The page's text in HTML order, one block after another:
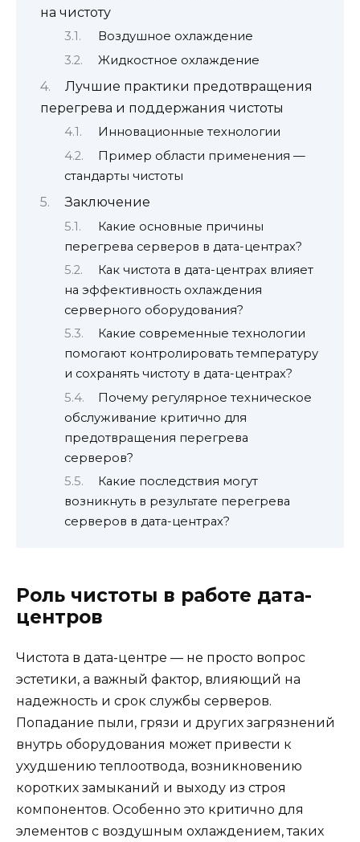
на чистоту
Воздушное охлаждение
Жидкостное охлаждение
Лучшие практики предотвращения
перегрева и поддержания чистоты
Инновационные технологии
Пример области применения —
стандарты чистоты
Заключение
Какие основные причины
перегрева серверов в дата-центрах?
Как чистота в дата-центрах влияет
на эффективность охлаждения
серверного оборудования?
Какие современные технологии
помогают контролировать температуру
и сохранять чистоту в дата-центрах?
Почему регулярное техническое
обслуживание критично для
предотвращения перегрева
серверов?
Какие последствия могут
возникнуть в результате перегрева
серверов в дата-центрах?
Роль чистоты в работе дата-
центров
Чистота в дата-центре — не просто вопрос
эстетики, а важный фактор, влияющий на
надежность и срок службы серверов.
Попадание пыли, грязи и других загрязнений
внутрь оборудования может привести к
ухудшению теплоотвода, возникновению
коротких замыканий и выходу из строя
компонентов. Особенно это критично для
элементов с воздушным охлаждением, таких